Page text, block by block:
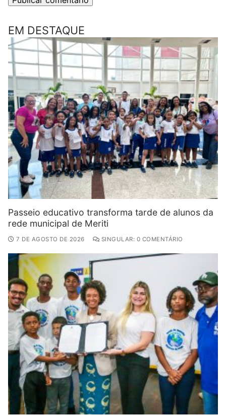
EM DESTAQUE
Passeio educativo transforma tarde de alunos da
rede municipal de Meriti
7 DE AGOSTO DE 2026 SINGULAR: 0 COMENTÁRIO